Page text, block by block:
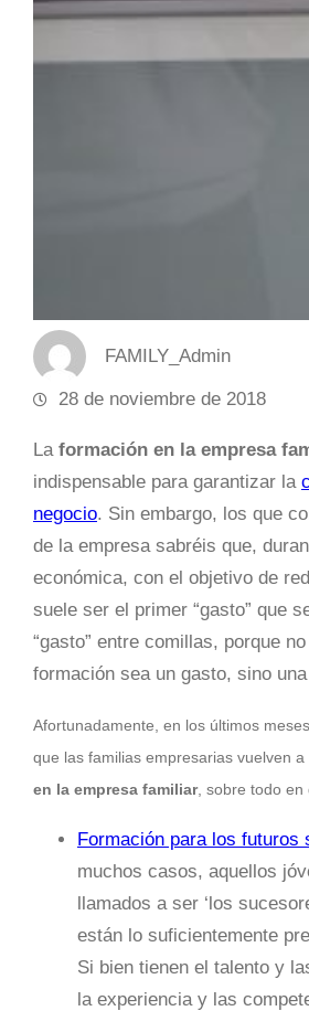
FAMILY_Admin
28 de noviembre de 2018
La formación en la empresa
indispensable para garantizar la
negocio. Sin embargo, los que
de la empresa sabréis que,
económica, con el objetivo de
suele ser el primer “gasto” que
“gasto” entre comillas, porque
formación sea un gasto, sino
Afortunadamente, en los últimos
que las familias empresarias vuelven a
en la empresa familiar, sobre todo en
Formación para los futuros
muchos casos, aquellos
llamados a ser ‘los
están lo suficientemente
Si bien tienen el talento y
la experiencia y las